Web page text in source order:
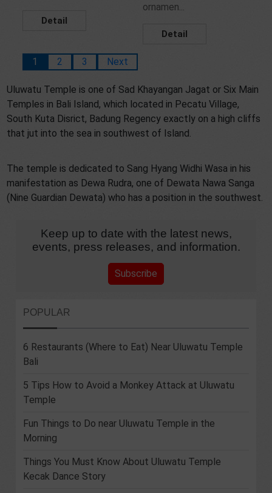
Detail
ornamen...
Detail
1 2 3 Next
Uluwatu Temple is one of Sad Khayangan Jagat or Six Main
Temples in Bali Island, which located in Pecatu Village,
South Kuta Disrict, Badung Regency exactly on a high cliffs
that jut into the sea in southwest of Island.
The temple is dedicated to Sang Hyang Widhi Wasa in his
manifestation as Dewa Rudra, one of Dewata Nawa Sanga
(Nine Guardian Dewata) who has a position in the southwest.
Keep up to date with the latest news,
events, press releases, and information.
Subscribe
POPULAR
6 Restaurants (Where to Eat) Near Uluwatu Temple
Bali
5 Tips How to Avoid a Monkey Attack at Uluwatu
Temple
Fun Things to Do near Uluwatu Temple in the
Morning
Things You Must Know About Uluwatu Temple
Kecak Dance Story